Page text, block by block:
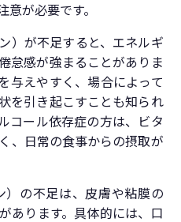
が必要です。
）が不足すると、エネルギ
怠感が強まることがありま
与えやすく、場合によって
を引き起こすことも知られ
コール依存症の方は、ビタ
、日常の食事からの摂取が
）の不足は、皮膚や粘膜の
あります。具体的には、口